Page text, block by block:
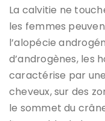
La calvitie ne
les femmes
l’alopécie
d’androgènes, les
caractérise par
cheveux, sur des
le sommet du